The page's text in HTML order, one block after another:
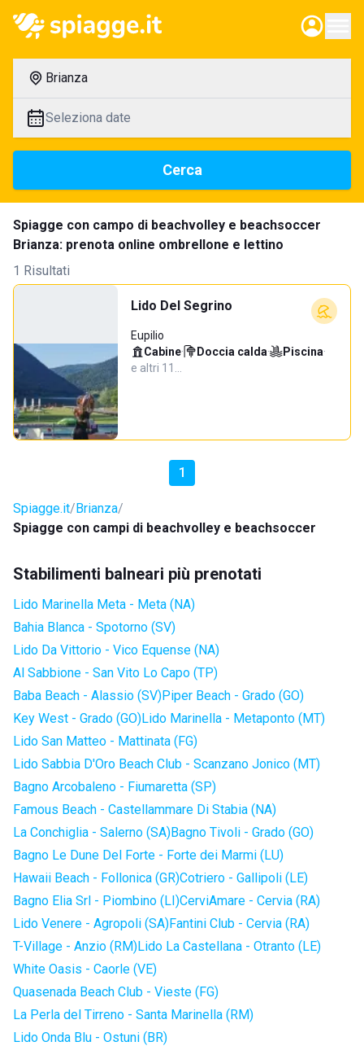
Brianza
Seleziona date
Cerca
Spiagge con campo di beachvolley e beachsoccer
Brianza: prenota online ombrellone e lettino
1 Risultati
Lido Del Segrino
Eupilio
Cabine· Doccia calda· Piscina·
e altri 11…
1
Spiagge.it Brianza
Spiagge con campi di beachvolley e beachsoccer
Stabilimenti balneari più prenotati
Lido Marinella Meta - Meta (NA)
Bahia Blanca - Spotorno (SV)
Lido Da Vittorio - Vico Equense (NA)
Al Sabbione - San Vito Lo Capo (TP)
Baba Beach - Alassio (SV)Piper Beach - Grado (GO)
Key West - Grado (GO)Lido Marinella - Metaponto (MT)
Lido San Matteo - Mattinata (FG)
Lido Sabbia D'Oro Beach Club - Scanzano Jonico (MT)
Bagno Arcobaleno - Fiumaretta (SP)
Famous Beach - Castellammare Di Stabia (NA)
La Conchiglia - Salerno (SA)Bagno Tivoli - Grado (GO)
Bagno Le Dune Del Forte - Forte dei Marmi (LU)
Hawaii Beach - Follonica (GR)Cotriero - Gallipoli (LE)
Bagno Elia Srl - Piombino (LI)CerviAmare - Cervia (RA)
Lido Venere - Agropoli (SA)Fantini Club - Cervia (RA)
T-Village - Anzio (RM)Lido La Castellana - Otranto (LE)
White Oasis - Caorle (VE)
Quasenada Beach Club - Vieste (FG)
La Perla del Tirreno - Santa Marinella (RM)
Lido Onda Blu - Ostuni (BR)